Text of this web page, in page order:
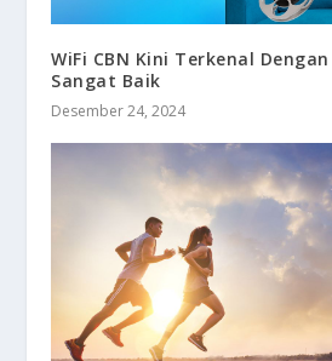
WiFi CBN Kini Terkenal
Sangat Baik
Desember 24, 2024